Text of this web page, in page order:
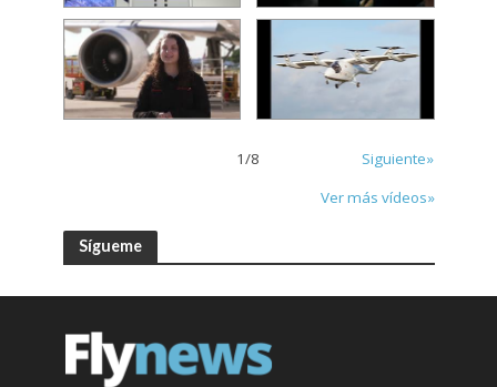
1/8
Siguiente»
Ver más vídeos»
Sígueme